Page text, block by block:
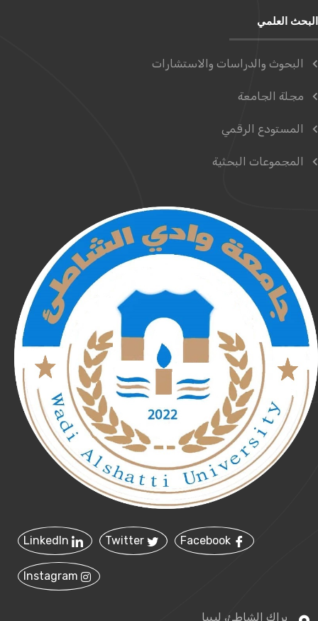
البحث العلمي
البحوث والدراسات والاستشارات
مجلة الجامعة
المستودع الرقمي
المجموعات البحثية
براك الشاطئ، ليبيا